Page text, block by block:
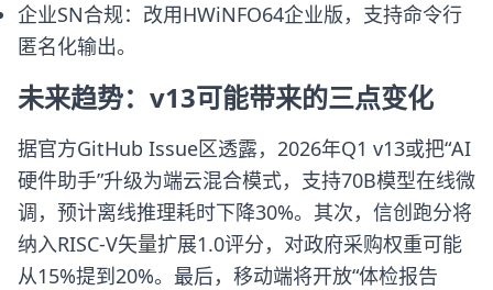
企业SN合规：改用HWiNFO64企业版，支持命令行
匿名化输出。
未来趋势：v13可能带来的三点变化
据官方GitHub Issue区透露，2026年Q1 v13或把“AI
硬件助手”升级为端云混合模式，支持70B模型在线微
调，预计离线推理耗时下降30%。其次，信创跑分将
纳入RISC-V矢量扩展1.0评分，对政府采购权重可能
从15%提到20%。最后，移动端将开放“体检报告